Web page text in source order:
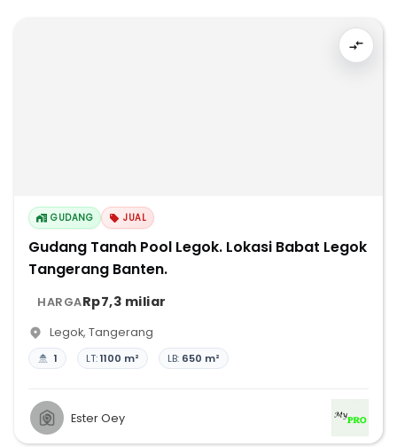
GUDANG JUAL
Gudang Tanah Pool Legok. Lokasi Babat Legok
Tangerang Banten.
HARGARp7,3 miliar
Legok, Tangerang
1 LT:1100 m² LB: 650 m²
Ester Oey